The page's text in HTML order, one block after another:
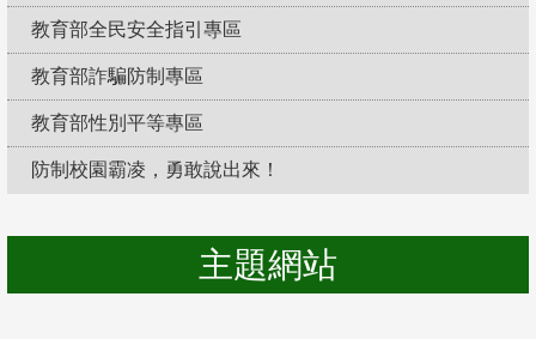
教育部全民安全指引專區
教育部詐騙防制專區
教育部性別平等專區
防制校園霸凌，勇敢說出來！
主題網站